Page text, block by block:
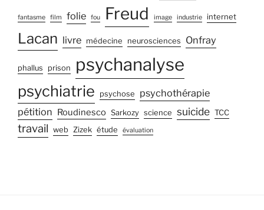
fantasme film folie fou Freud image industrie internet
Lacan livre médecine neurosciences Onfray
phallus prison psychanalyse
psychiatrie psychose
psychothérapie
pétition Roudinesco Sarkozy science suicide TCC
travail web Zizek étude évaluation